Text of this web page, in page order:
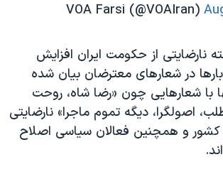
از حکومت ایران افزایش
در شعارهای معترضان بیان شده
با شعارهایی چون «رضا شاه، روحت
اصولگرا، دیگه تموم ماجرا» نارضایتی
کشور و همچنین فعالان سیاسی اصلاح